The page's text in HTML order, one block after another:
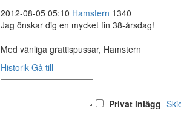
2012-08-05 05:10 Hamstern 1340
Jag önskar dig en mycket fin 38-årsdag!
Med vänliga grattispussar, Hamstern
Historik Gå till
Privat inlägg